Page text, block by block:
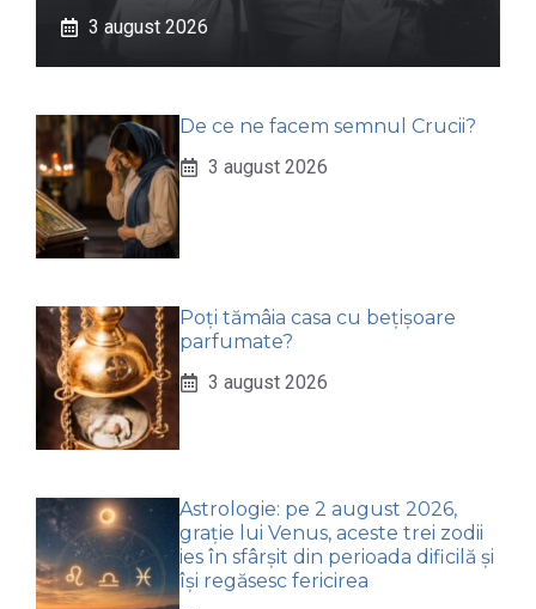
3 august 2026
De ce ne facem semnul Crucii?
3 august 2026
Poți tămâia casa cu bețișoare
parfumate?
3 august 2026
Astrologie: pe 2 august 2026,
grație lui Venus, aceste trei zodii
ies în sfârșit din perioada dificilă și
își regăsesc fericirea